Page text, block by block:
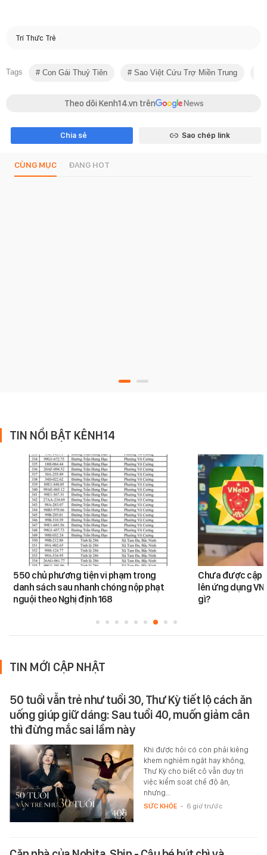
Trí Thức Trẻ
Tags Con Gái Thuỷ Tiên Sao Việt Cứu Trợ Miền Trung
Theo dõi Kenh14.vn trên
Chia sẻ Sao chép link
CÙNG MỤC ĐANG HOT
TIN NỔI BẬT KÊNH14
550 chủ phương tiện vi phạm trong
danh sách sau nhanh chóng nộp phạt
nguội theo Nghị định 168
Chưa được cập
lên ứng dụng
gì?
TIN MỚI CẬP NHẬT
50 tuổi vẫn trẻ như tuổi 30, Thư Kỳ tiết lộ cách ăn
uống giúp giữ dáng: Sau tuổi 40, muốn giảm cân
thì đừng mắc sai lầm này
Khi được hỏi có còn phải kiêng
khem nghiêm ngặt hay không,
Thư Kỳ cho biết cô vẫn duy trì
việc kiểm soát chế độ ăn,
nhưng…
SỨC KHỎE - 6 giờ trước